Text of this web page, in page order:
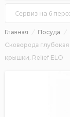
Сервиз на 6
Главная Посуда
Сковорода
крышки, Relief ELO